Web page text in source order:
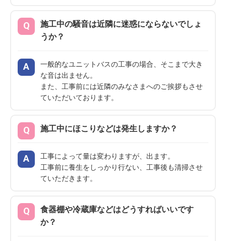
施工中の騒音は近隣に迷惑にならないでしょ
うか？
一般的なユニットバスの工事の場合、そこまで大き
な音は出ません。
また、工事前には近隣のみなさまへのご挨拶もさせ
ていただいております。
施工中にほこりなどは発生しますか？
工事によって量は変わりますが、出ます。
工事前に養生をしっかり行ない、工事後も清掃させ
ていただきます。
食器棚や冷蔵庫などはどうすればいいです
か？